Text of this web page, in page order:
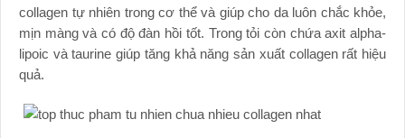
collagen tự nhiên trong cơ thể và giúp cho da luôn chắc khỏe,
mịn màng và có độ đàn hồi tốt. Trong tỏi còn chứa axit alpha-
lipoic và taurine giúp tăng khả năng sản xuất collagen rất hiệu
quả.